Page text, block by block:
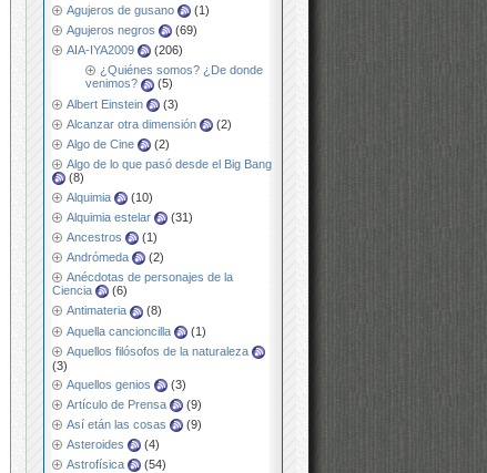
Agujeros de gusano
(1)
Agujeros negros
(69)
AIA-IYA2009
(206)
¿Quiénes somos? ¿De donde
venimos?
(5)
Albert Einstein
(3)
Alcanzar otra dimensión
(2)
Algo de Cine
(2)
Algo de lo que pasó desde el Big Bang
(8)
Alquimia
(10)
Alquimia estelar
(31)
Ancestros
(1)
Andrómeda
(2)
Anécdotas de personajes de la
Ciencia
(6)
Antimateria
(8)
Aquella cancioncilla
(1)
Aquellos filósofos de la naturaleza
(3)
Aquellos genios
(3)
Artículo de Prensa
(9)
Así etán las cosas
(9)
Asteroides
(4)
Astrofísica
(54)